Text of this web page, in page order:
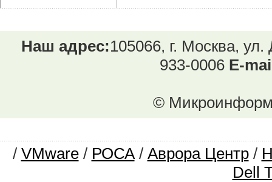
Наш адрес:105066, г. Москва,
933-0006 E-
©
/ VMware/ РОСА/ Аврора Центр/
Dell